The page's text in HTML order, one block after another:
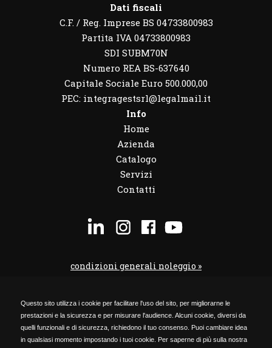
Questo sito utilizza i cookie per facilitare l'uso del sito, per migliorarne le
prestazioni e la sicurezza e per misurare l'audience. Alcuni cookie, diversi da
quelli funzionali e di sicurezza, richiedono il tuo consenso. Puoi cambiare idea
in qualsiasi momento impostando i tuoi cookie. Per saperne di più sulla nostra
Dati fiscali
C.F. / Reg. Imprese BS 04733800983
Partita IVA 04733800983
SDI SUBM70N
Numero REA BS-637640
Capitale Sociale Euro 500.000,00
PEC: integragestsrl@legalmail.it
Info
Home
Azienda
Catalogo
Servizi
Contatti
condizioni generali noleggio »
codice etico »
Privacy Policy »
Cookie Policy »